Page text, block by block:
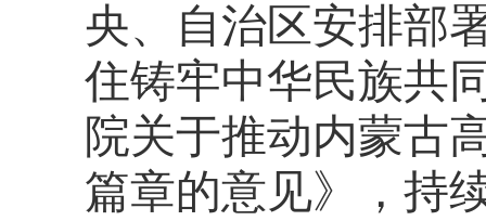
央、自治区安排部
住铸牢中华民族共
院关于推动内蒙古
篇章的意见》，持